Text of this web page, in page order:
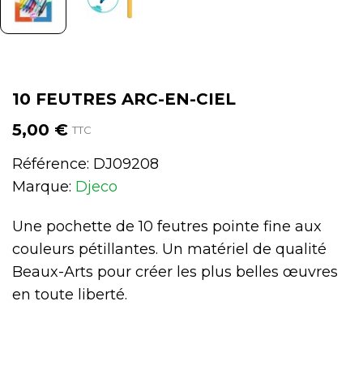
10 FEUTRES ARC-EN-CIEL
5,00 € TTC
Référence: DJ09208
Marque: Djeco
Une pochette de 10 feutres pointe fine aux
couleurs pétillantes. Un matériel de qualité
Beaux-Arts pour créer les plus belles œuvres
en toute liberté.